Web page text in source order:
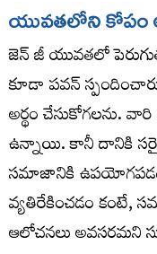
యువతలోని కోపం
జెన్ జీ యువతలో
కూడా పవన్
అర్థం చేసుకోగలను.
ఉన్నాయి. కానీ దానికి
సమాజానికి
వ్యతిరేకించడం కంటే,
ఆలోచనలు అవసరమని